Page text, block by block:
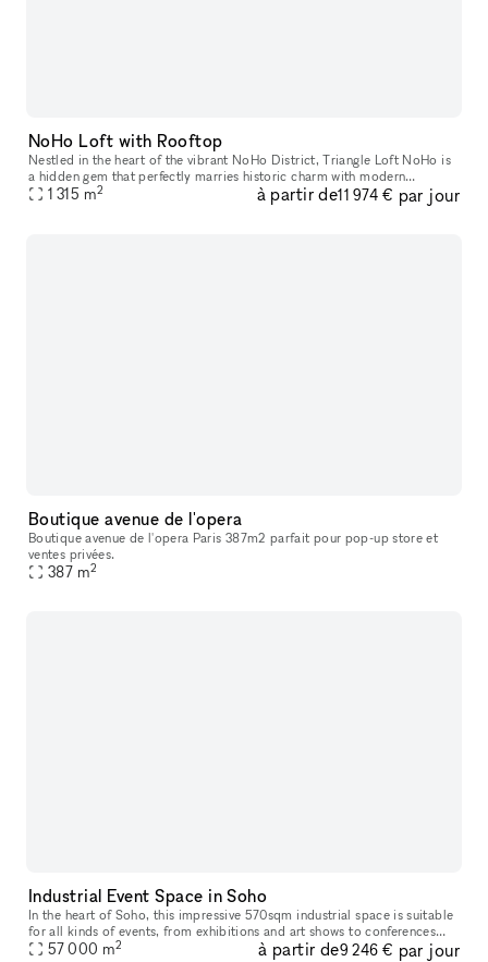
NoHo Loft with Rooftop
Nestled in the heart of the vibrant NoHo District, Triangle Loft NoHo is
a hidden gem that perfectly marries historic charm with modern
elegance. Housed on the seventh floor, and rooftop, of a beauti
1 315 m2 à partir de11 974 € par jour
Boutique avenue de l'opera
Boutique avenue de l'opera Paris 387m2 parfait pour pop-up store et
ventes privées.
387 m2
Industrial Event Space in Soho
In the heart of Soho, this impressive 570sqm industrial space is suitable
for all kinds of events, from exhibitions and art shows to conferences
and presentations, fashion shows and press days to lau
57 000 m2 à partir de9 246 € par jour